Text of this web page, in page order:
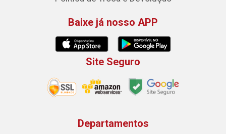
Baixe já nosso APP
Site Seguro
Departamentos